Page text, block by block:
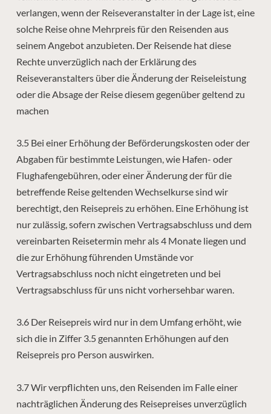
verlangen, wenn der Reiseveranstalter in der Lage ist, eine
solche Reise ohne Mehrpreis für den Reisenden aus
seinem Angebot anzubieten. Der Reisende hat diese
Rechte unverzüglich nach der Erklärung des
Reiseveranstalters über die Änderung der Reiseleistung
oder die Absage der Reise diesem gegenüber geltend zu
machen
3.5 Bei einer Erhöhung der Beförderungskosten oder der
Abgaben für bestimmte Leistungen, wie Hafen- oder
Flughafengebühren, oder einer Änderung der für die
betreffende Reise geltenden Wechselkurse sind wir
berechtigt, den Reisepreis zu erhöhen. Eine Erhöhung ist
nur zulässig, sofern zwischen Vertragsabschluss und dem
vereinbarten Reisetermin mehr als 4 Monate liegen und
die zur Erhöhung führenden Umstände vor
Vertragsabschluss noch nicht eingetreten und bei
Vertragsabschluss für uns nicht vorhersehbar waren.
3.6 Der Reisepreis wird nur in dem Umfang erhöht, wie
sich die in Ziffer 3.5 genannten Erhöhungen auf den
Reisepreis pro Person auswirken.
3.7 Wir verpflichten uns, den Reisenden im Falle einer
nachträglichen Änderung des Reisepreises unverzüglich